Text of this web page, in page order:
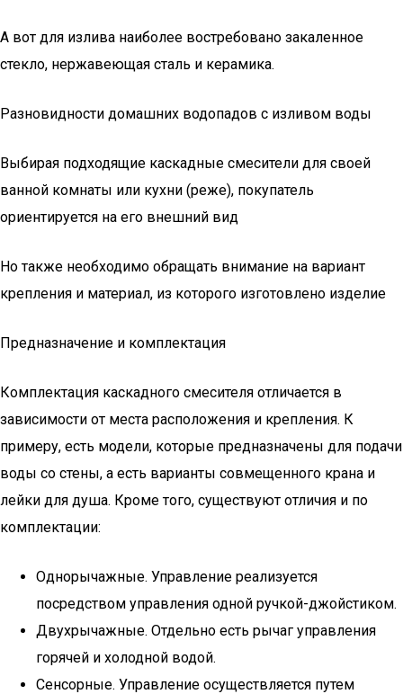
А вот для излива наиболее востребовано закаленное
стекло, нержавеющая сталь и керамика.
Разновидности домашних водопадов с изливом воды
Выбирая подходящие каскадные смесители для своей
ванной комнаты или кухни (реже), покупатель
ориентируется на его внешний вид
Но также необходимо обращать внимание на вариант
крепления и материал, из которого изготовлено изделие
Предназначение и комплектация
Комплектация каскадного смесителя отличается в
зависимости от места расположения и крепления. К
примеру, есть модели, которые предназначены для подачи
воды со стены, а есть варианты совмещенного крана и
лейки для душа. Кроме того, существуют отличия и по
комплектации:
Однорычажные. Управление реализуется
посредством управления одной ручкой-джойстиком.
Двухрычажные. Отдельно есть рычаг управления
горячей и холодной водой.
Сенсорные. Управление осуществляется путем